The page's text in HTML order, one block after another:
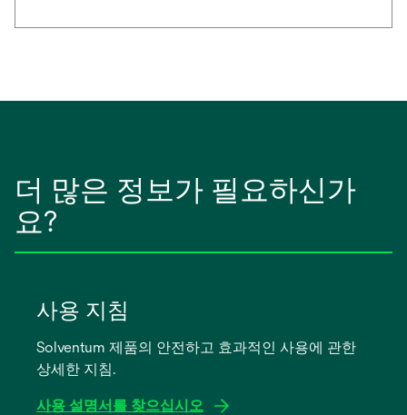
더 많은 정보가 필요하신가
요?
사용 지침
Solventum 제품의 안전하고 효과적인 사용에 관한
상세한 지침.
사용 설명서를 찾으십시오